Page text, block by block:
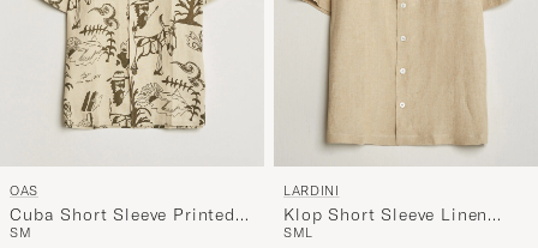
OAS
Cuba Short Sleeve Printed
Linen Shirt Poplan
SM
LARDINI
Klop Short Sleeve Linen
Resort Shirt Beige
SML